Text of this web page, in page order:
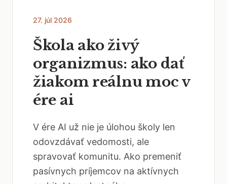
27. júl 2026
Škola ako živý
organizmus: ako dať
žiakom reálnu moc v
ére ai
V ére AI už nie je úlohou školy len
odovzdávať vedomosti, ale
spravovať komunitu. Ako premeniť
pasívnych príjemcov na aktívnych